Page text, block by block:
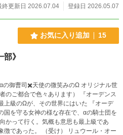
終更新日 2026.07.04
登録日 2026.05.07
お気に入り追加 15
》
司✖️天使の微笑みのΩ オリジナル世
のご都合で色々あります） 『オーデンス
上級のΩが、その世界にはいた 『オーデ
国を守る女神の様な存在で、αの騎士団を
かって行く。気概も意思も最上級であ
受け） リュウール・オー